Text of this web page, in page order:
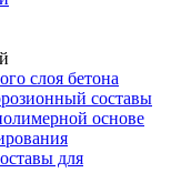
слоя бетона
составы
основе
для